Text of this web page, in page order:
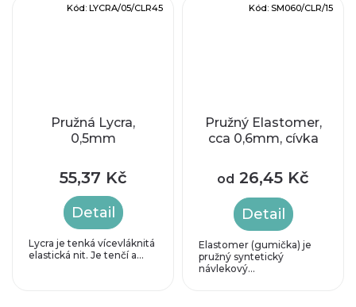
Pružná Lycra,
0,5mm
55,37 Kč
Detail
Lycra je tenká vícevláknitá
elastická nit. Je tenčí a...
Kód: LYCRA/05/CLR45
Pružný Elastomer,
cca 0,6mm, cívka
od 26,45 Kč
Detail
Elastomer (gumička) je
pružný syntetický
návlekový...
Kód: SM060/CLR/15